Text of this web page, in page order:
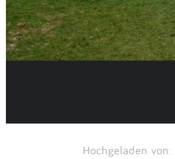
Hochgeladen von: